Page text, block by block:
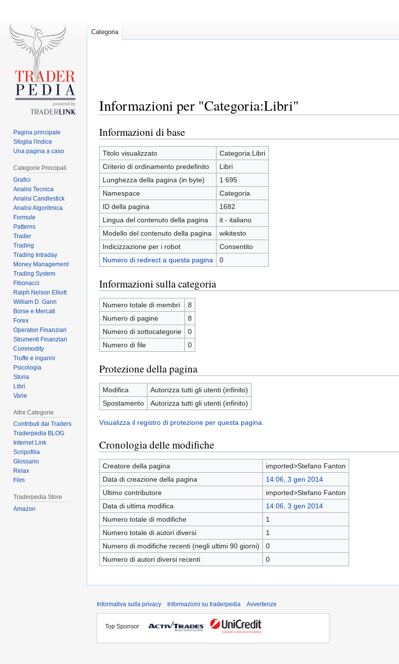
Informazioni per "Categoria:Libri"
Jump
to
navigation
Jump
to
search
Informazioni di base
Titolo visualizzato
Categoria:Libri
Criterio di ordinamento predefinito
Libri
Lunghezza della pagina (in byte)
1 695
Namespace
Categoria
ID della pagina
1682
Lingua del contenuto della pagina
it - italiano
Modello del contenuto della pagina
wikitesto
Indicizzazione per i robot
Consentito
Numero di redirect a questa pagina
0
Informazioni sulla categoria
Numero totale di membri
8
Numero di pagine
8
Numero di sottocategorie
0
Numero di file
0
Protezione della pagina
Modifica
Autorizza tutti gli utenti (infinito)
Spostamento
Autorizza tutti gli utenti (infinito)
Visualizza il registro di protezione per questa pagina.
Cronologia delle modifiche
Creatore della pagina
imported>Stefano Fanton
Data di creazione della pagina
14:06, 3 gen 2014
Ultimo contributore
imported>Stefano Fanton
Data di ultima modifica
14:06, 3 gen 2014
Numero totale di modifiche
1
Numero totale di autori diversi
1
Numero di modifiche recenti (negli ultimi 90 giorni)
0
Numero di autori diversi recenti
0
Categoria
Pagina principale
Sfoglia l'indice
Una pagina a caso
Categorie Principali
Grafici
Analisi Tecnica
Analisi Candlestick
Analisi Algoritmica
Formule
Patterns
Trader
Trading
Trading Intraday
Money Management
Trading System
Fibonacci
Ralph Nelson Elliott
William D. Gann
Borse e Mercati
Forex
Operatori Finanziari
Strumenti Finanziari
Commodity
Truffe e inganni
Psicologia
Storia
Libri
Varie
Altre Categorie
Contributi dai Traders
Traderpedia BLOG
Internet Link
Scripofilia
Glossario
Relax
Film
Traderpedia Store
Amazon
Informativa sulla privacy Informazioni su traderpedia Avvertenze
Top Sponsor